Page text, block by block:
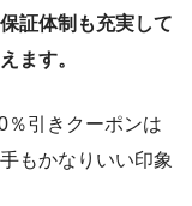
証体制も充実して
ます。
％引きクーポンは
もかなりいい印象